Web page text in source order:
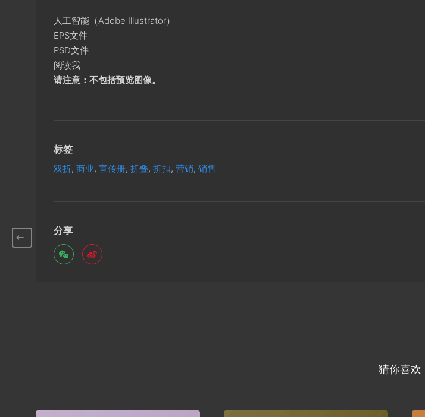
人工智能（Adobe Illustrator）
EPS文件
PSD文件
阅读我
请注意：不包括预览图像。
标签
双折, 商业, 宣传册, 折叠, 折扣, 营销, 销售
分享
猜你喜欢